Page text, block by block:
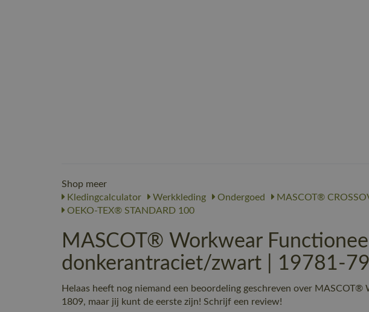
Shop meer
Kledingcalculator
Werkkleding Ondergoed MASCOT®
OEKO-TEX® STANDARD 100
MASCOT® Workwear
donkerantraciet/zwart | 19781-
Helaas heeft nog niemand een beoordeling geschreven over
1809, maar jij kunt de eerste zijn! Schrijf een review!